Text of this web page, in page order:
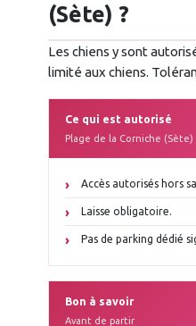
(Sète) ?
Les chiens y sont
limité aux chiens.
Ce qui est autorisé
Plage de la Corniche (Sète)
Accès autorisés hors
Laisse obligatoire.
Pas de parking dédié
Bon à savoir
Avant de partir